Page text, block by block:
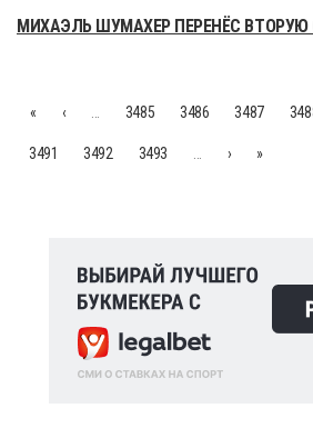
МИХАЭЛЬ ШУМАХЕР ПЕРЕНЁС
« ‹ 3485 3486 3487
3491 3492 3493 › »